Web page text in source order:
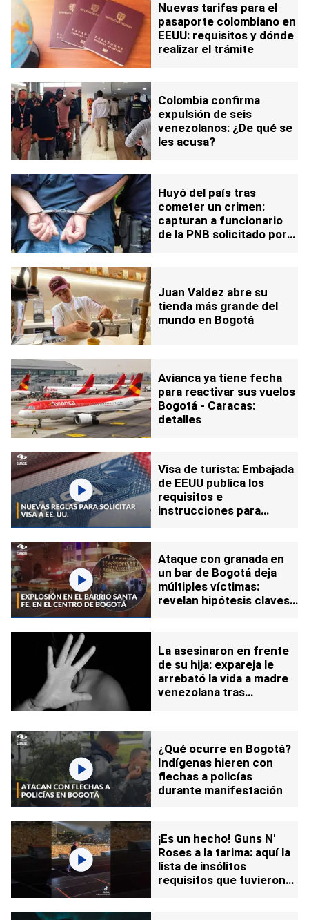
Nuevas tarifas para el
pasaporte colombiano en
EEUU: requisitos y dónde
realizar el trámite
Colombia confirma
expulsión de seis
venezolanos: ¿De qué se
les acusa?
Huyó del país tras
cometer un crimen:
capturan a funcionario
de la PNB solicitado por
Juan Valdez abre su
tienda más grande del
mundo en Bogotá
Avianca ya tiene fecha
para reactivar sus vuelos
Bogotá - Caracas:
detalles
Visa de turista: Embajada
de EEUU publica los
requisitos e
instrucciones para
Ataque con granada en
un bar de Bogotá deja
múltiples víctimas:
revelan hipótesis claves
La asesinaron en frente
de su hija: expareja le
arrebató la vida a madre
venezolana tras
¿Qué ocurre en Bogotá?
Indígenas hieren con
flechas a policías
durante manifestación
¡Es un hecho! Guns N'
Roses a la tarima: aquí la
lista de insólitos
requisitos que tuvieron